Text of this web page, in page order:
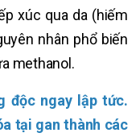
xúc qua da (hiếm
nhân phổ biến
methanol.
độc ngay lập tức.
tại gan thành các